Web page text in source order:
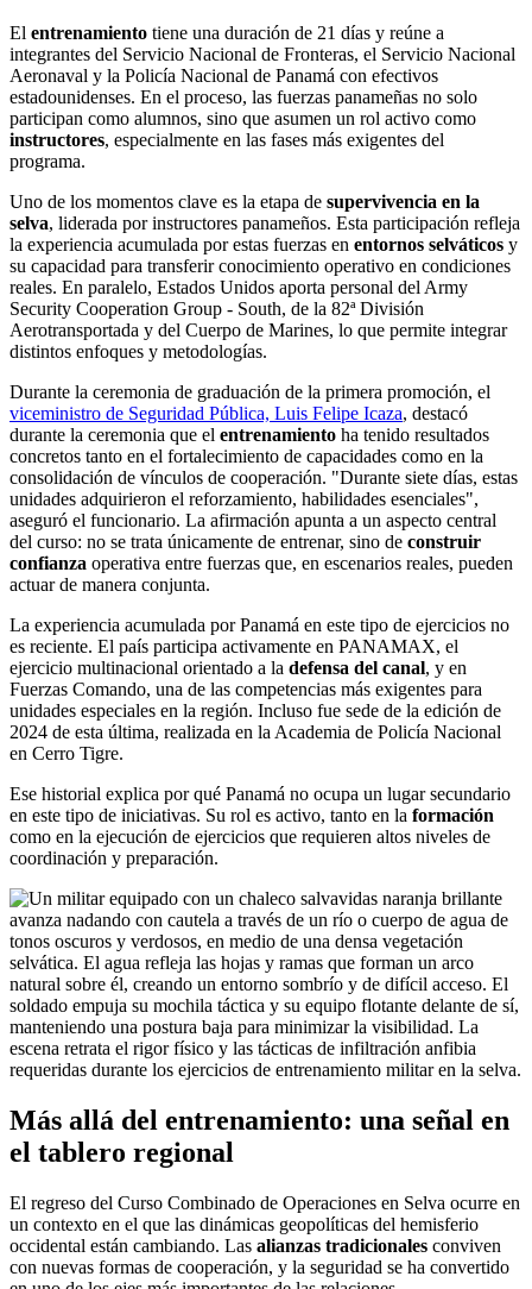
El entrenamiento tiene una duración de 21 días y reúne a
integrantes del Servicio Nacional de Fronteras, el Servicio Nacional
Aeronaval y la Policía Nacional de Panamá con efectivos
estadounidenses. En el proceso, las fuerzas panameñas no solo
participan como alumnos, sino que asumen un rol activo como
instructores, especialmente en las fases más exigentes del
programa.
Uno de los momentos clave es la etapa de supervivencia en la
selva, liderada por instructores panameños. Esta participación refleja
la experiencia acumulada por estas fuerzas en entornos selváticos y
su capacidad para transferir conocimiento operativo en condiciones
reales. En paralelo, Estados Unidos aporta personal del Army
Security Cooperation Group - South, de la 82ª División
Aerotransportada y del Cuerpo de Marines, lo que permite integrar
distintos enfoques y metodologías.
Durante la ceremonia de graduación de la primera promoción, el
viceministro de Seguridad Pública, Luis Felipe Icaza, destacó
durante la ceremonia que el entrenamiento ha tenido resultados
concretos tanto en el fortalecimiento de capacidades como en la
consolidación de vínculos de cooperación. "Durante siete días, estas
unidades adquirieron el reforzamiento, habilidades esenciales",
aseguró el funcionario. La afirmación apunta a un aspecto central
del curso: no se trata únicamente de entrenar, sino de construir
confianza operativa entre fuerzas que, en escenarios reales, pueden
actuar de manera conjunta.
La experiencia acumulada por Panamá en este tipo de ejercicios no
es reciente. El país participa activamente en PANAMAX, el
ejercicio multinacional orientado a la defensa del canal, y en
Fuerzas Comando, una de las competencias más exigentes para
unidades especiales en la región. Incluso fue sede de la edición de
2024 de esta última, realizada en la Academia de Policía Nacional
en Cerro Tigre.
Ese historial explica por qué Panamá no ocupa un lugar secundario
en este tipo de iniciativas. Su rol es activo, tanto en la formación
como en la ejecución de ejercicios que requieren altos niveles de
coordinación y preparación.
Más allá del entrenamiento: una señal en
el tablero regional
El regreso del Curso Combinado de Operaciones en Selva ocurre en
un contexto en el que las dinámicas geopolíticas del hemisferio
occidental están cambiando. Las alianzas tradicionales conviven
con nuevas formas de cooperación, y la seguridad se ha convertido